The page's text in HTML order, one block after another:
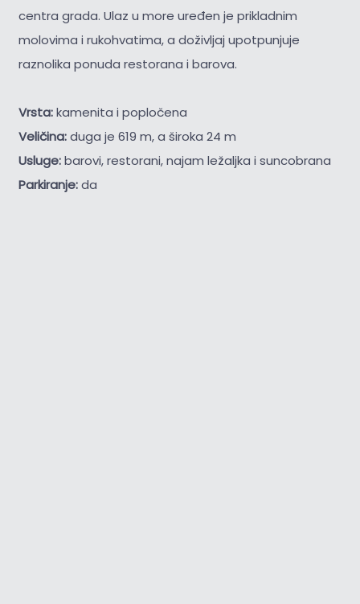
centra grada. Ulaz u more uređen je prikladnim
molovima i rukohvatima, a doživljaj upotpunjuje
raznolika ponuda restorana i barova.
Vrsta:kamenita i popločena
Veličina:duga je 619 m, a široka 24 m
Usluge:barovi, restorani, najam ležaljka i suncobrana
Parkiranje:da